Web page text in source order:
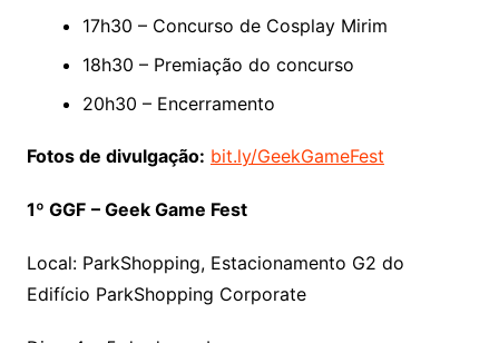
17h30 – Concurso de Cosplay Mirim
18h30 – Premiação do concurso
20h30 – Encerramento
Fotos de divulgação: bit.ly/GeekGameFest
1º GGF – Geek Game Fest
Local: ParkShopping, Estacionamento G2 do
Edifício ParkShopping Corporate